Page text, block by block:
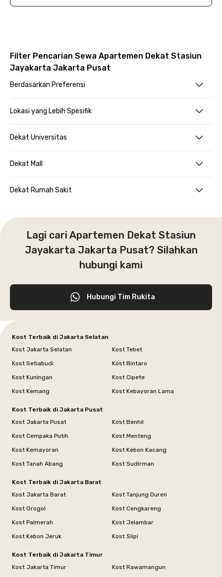
Filter Pencarian Sewa Apartemen Dekat Stasiun
Jayakarta Jakarta Pusat
Berdasarkan Preferensi
Lokasi yang Lebih Spesifik
Dekat Universitas
Dekat Mall
Dekat Rumah Sakit
Lagi cari Apartemen Dekat Stasiun
Jayakarta Jakarta Pusat? Silahkan
hubungi kami
Hubungi Tim Rukita
Kost Terbaik di Jakarta Selatan
Kost Jakarta Selatan
Kost Tebet
Kost Setiabudi
Kost Bintaro
Kost Kuningan
Kost Cipete
Kost Kemang
Kost Kebayoran Lama
Kost Terbaik di Jakarta Pusat
Kost Jakarta Pusat
Kost Benhil
Kost Cempaka Putih
Kost Menteng
Kost Kemayoran
Kost Kebon Kacang
Kost Tanah Abang
Kost Sudirman
Kost Terbaik di Jakarta Barat
Kost Jakarta Barat
Kost Tanjung Duren
Kost Grogol
Kost Cengkareng
Kost Palmerah
Kost Jelambar
Kost Kebon Jeruk
Kost Slipi
Kost Terbaik di Jakarta Timur
Kost Jakarta Timur
Kost Rawamangun